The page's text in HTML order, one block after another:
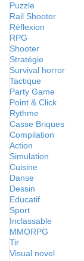
Puzzle
Rail Shooter
Réflexion
RPG
Shooter
Stratégie
Survival horror
Tactique
Party Game
Point & Click
Rythme
Casse Briques
Compilation
Action
Simulation
Cuisine
Danse
Dessin
Educatif
Sport
Inclassable
MMORPG
Tir
Visual novel